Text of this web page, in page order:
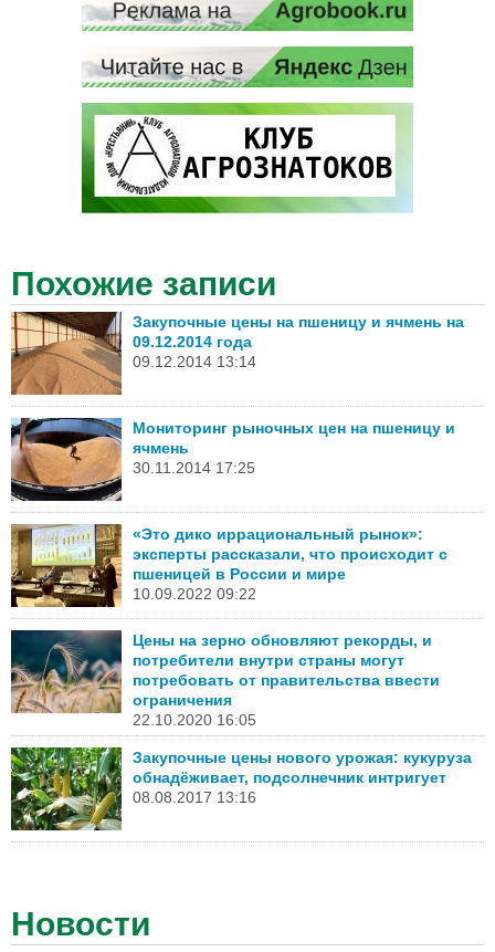
Похожие записи
Закупочные цены на пшеницу и ячмень на
09.12.2014 года
09.12.2014 13:14
Мониторинг рыночных цен на пшеницу и
ячмень
30.11.2014 17:25
«Это дико иррациональный рынок»:
эксперты рассказали, что происходит с
пшеницей в России и мире
10.09.2022 09:22
Цены на зерно обновляют рекорды, и
потребители внутри страны могут
потребовать от правительства ввести
ограничения
22.10.2020 16:05
Закупочные цены нового урожая: кукуруза
обнадёживает, подсолнечник интригует
08.08.2017 13:16
Новости